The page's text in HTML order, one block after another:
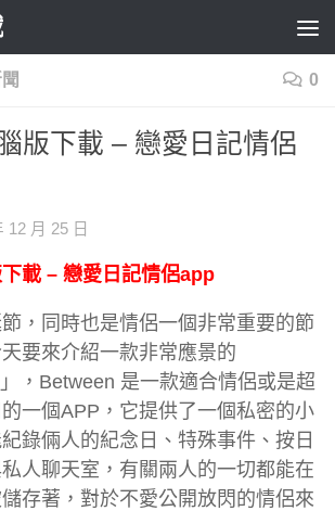
0
版下載 – 戀愛日記情侶
12 月 25 日
載 – 戀愛日記情侶app
，同時也是情侶一個非常重要的節
要來介紹一款非常應景的
，Between 是一款適合情侶或是超
一個APP，它提供了一個私密的小
錄倆人的紀念日、特殊事件、按日
人聊天室，有關兩人的一切都能在
存著，對於不愛公開放閃的情侶來